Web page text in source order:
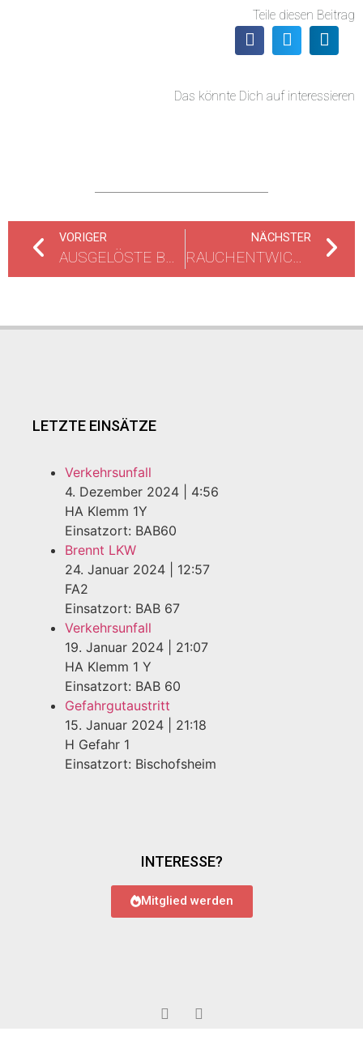
Teile diesen Beitrag
Das könnte Dich auf interessieren
VORIGER
AUSGELÖSTE BRANDMELDEANLAGE
NÄCHSTER
RAUCHENTWICKLUNG 1.OG ZWEIFAMILIENHAUS
LETZTE EINSÄTZE
Verkehrsunfall
4. Dezember 2024
4:56
HA Klemm 1Y
Einsatzort: BAB60
Brennt LKW
24. Januar 2024
12:57
FA2
Einsatzort: BAB 67
Verkehrsunfall
19. Januar 2024
21:07
HA Klemm 1 Y
Einsatzort: BAB 60
Gefahrgutaustritt
15. Januar 2024
21:18
H Gefahr 1
Einsatzort: Bischofsheim
INTERESSE?
Mitglied werden